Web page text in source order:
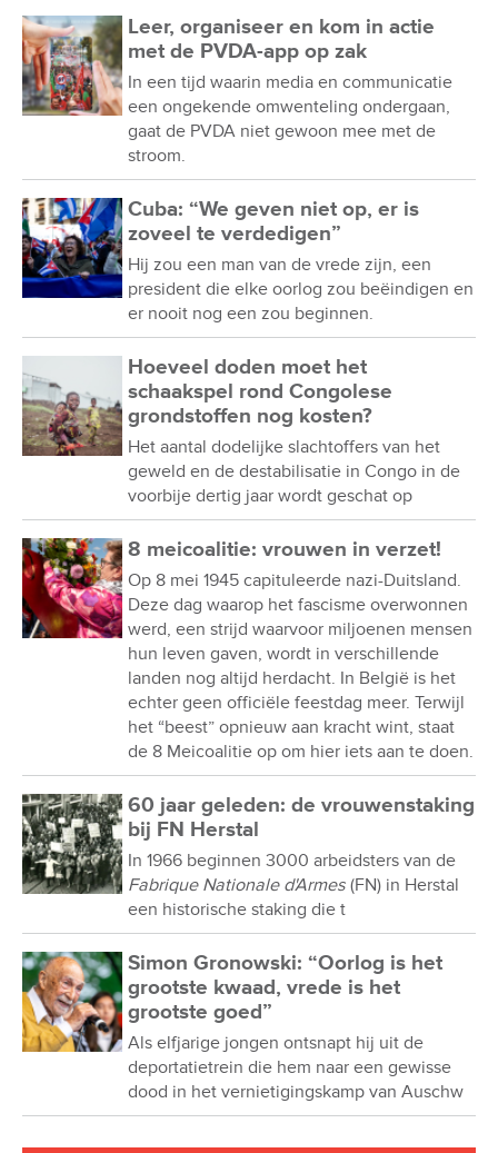
Leer, organiseer en kom in actie
met de PVDA-app op zak
In een tijd waarin media en communicatie
een ongekende omwenteling ondergaan,
gaat de PVDA niet gewoon mee met de
stroom.
Cuba: “We geven niet op, er is
zoveel te verdedigen”
Hij zou een man van de vrede zijn, een
president die elke oorlog zou beëindigen en
er nooit nog een zou beginnen.
Hoeveel doden moet het
schaakspel rond Congolese
grondstoffen nog kosten?
Het aantal dodelijke slachtoffers van het
geweld en de destabilisatie in Congo in de
voorbije dertig jaar wordt geschat op
8 meicoalitie: vrouwen in verzet!
Op 8 mei 1945 capituleerde nazi-Duitsland.
Deze dag waarop het fascisme overwonnen
werd, een strijd waarvoor miljoenen mensen
hun leven gaven, wordt in verschillende
landen nog altijd herdacht. In België is het
echter geen officiële feestdag meer. Terwijl
het “beest” opnieuw aan kracht wint, staat
de 8 Meicoalitie op om hier iets aan te doen.
60 jaar geleden: de vrouwenstaking
bij FN Herstal
In 1966 beginnen 3000 arbeidsters van de
Fabrique Nationale d'Armes (FN) in Herstal
een historische staking die t
Simon Gronowski: “Oorlog is het
grootste kwaad, vrede is het
grootste goed”
Als elfjarige jongen ontsnapt hij uit de
deportatietrein die hem naar een gewisse
dood in het vernietigingskamp van Auschw